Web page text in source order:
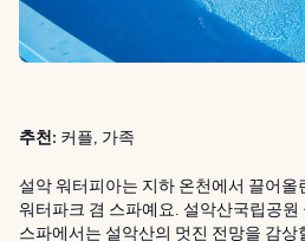
추천: 커플, 가족
설악 워터피아는 지하 온천에서 끌어올
워터파크 겸 스파예요. 설악산국립공원
스파에서는 설악산의 멋진 전망을 감상